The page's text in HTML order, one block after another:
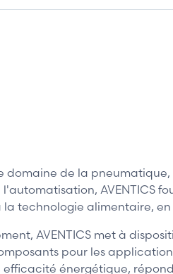
domaine de la
AVENTICS
technologie alimentaire,
AVENTICS met à
pour les
énergétique,